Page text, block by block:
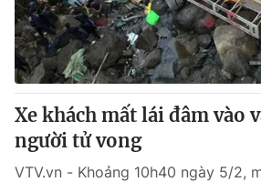
Xe khách mất lái đâm vào
người tử vong
VTV.vn - Khoảng 10h40 ngày 5/2,